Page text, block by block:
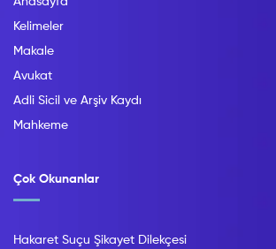
Kelimeler
Makale
Avukat
Adli Sicil ve Arşiv Kaydı
Mahkeme
Çok Okunanlar
Hakaret Suçu Şikayet Dilekçesi